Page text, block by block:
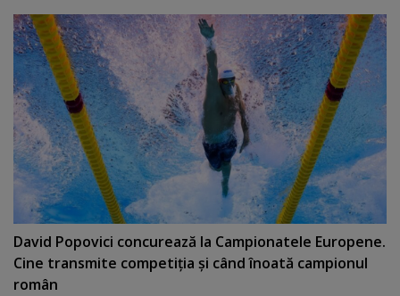
David Popovici concurează la Campionatele Europene.
Cine transmite competiţia şi când înoată campionul
român